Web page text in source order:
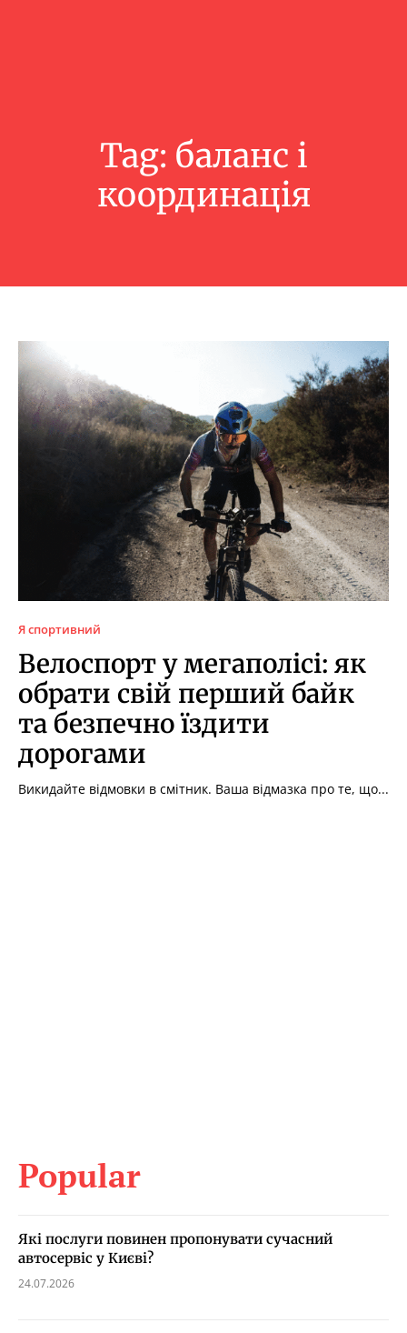
Tag: баланс і
координація
Я спортивний
Велоспорт у мегаполісі: як
обрати свій перший байк
та безпечно їздити
дорогами
Викидайте відмовки в смітник. Ваша відмазка про те, що...
Popular
Які послуги повинен пропонувати сучасний
автосервіс у Києві?
24.07.2026